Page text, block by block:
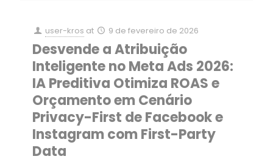
user-kros at 9 de fevereiro de 2026
Desvende a Atribuição
Inteligente no Meta Ads 2026:
IA Preditiva Otimiza ROAS e
Orçamento em Cenário
Privacy-First de Facebook e
Instagram com First-Party
Data